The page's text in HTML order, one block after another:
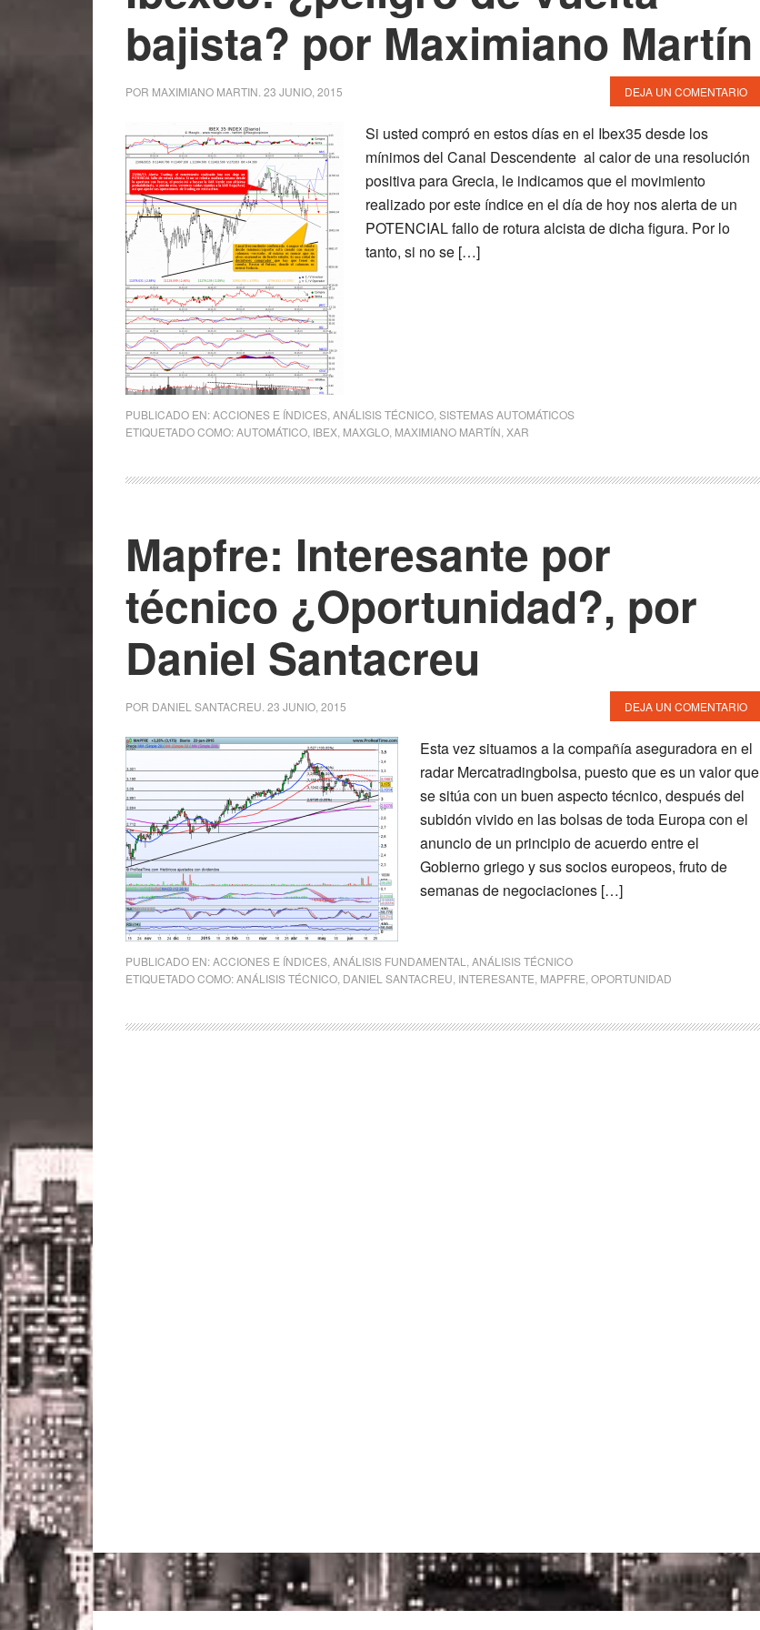
bajista? por Maximiano Martín
POR MAXIMIANO MARTIN 23 JUNIO, 2015 DEJA UN COMENTARIO
Si usted compró en estos días en el Ibex35 desde los
mínimos del Canal Descendente al calor de una resolución
positiva para Grecia, le indicamos que el movimiento
realizado por este índice en el día de hoy nos alerta de un
POTENCIAL fallo de rotura alcista de dicha figura. Por lo
tanto, si no se […]
PUBLICADO EN:ACCIONES E ÍNDICES ANÁLISIS TÉCNICO SISTEMAS AUTOMÁTICOS
ETIQUETADO COMO:AUTOMÁTICO IBEX MAXGLO MAXIMIANO MARTÍN XAR
Mapfre: Interesante por
técnico ¿Oportunidad?, por
Daniel Santacreu
POR DANIEL SANTACREU 23 JUNIO, 2015 DEJA UN COMENTARIO
Esta vez situamos a la compañía aseguradora en el
radar Mercatradingbolsa, puesto que es un valor que
se sitúa con un buen aspecto técnico, después del
subidón vivido en las bolsas de toda Europa con el
anuncio de un principio de acuerdo entre el
Gobierno griego y sus socios europeos, fruto de
semanas de negociaciones […]
PUBLICADO EN:ACCIONES E ÍNDICES ANÁLISIS FUNDAMENTAL
ANÁLISIS TÉCNICO
ETIQUETADO COMO:ANÁLISIS TÉCNICO DANIEL SANTACREU INTERESANTE MAPFRE OPORTUNIDAD